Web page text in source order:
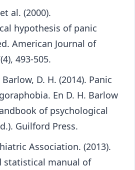
al. (2000).
hypothesis of panic
American Journal of
493-505.
D. H. (2014). Panic
En D. H. Barlow
of psychological
Guilford Press.
Association. (2013).
statistical manual of